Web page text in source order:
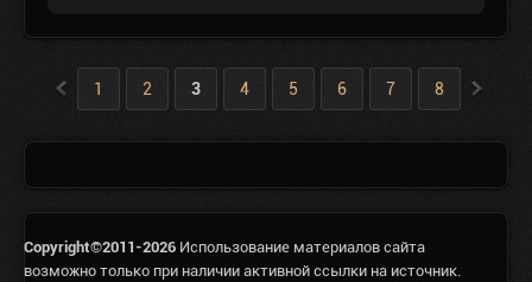
1 2 3 4 5 6 7 8
Copyright©2011-2026 Использование материалов сайта
возможно только при наличии активной ссылки на источник.